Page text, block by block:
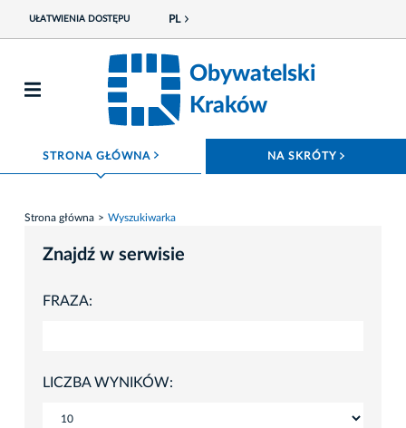
UŁATWIENIA DOSTĘPU PL
Obywatelski
Kraków
STRONA GŁÓWNA ROZWIŃ MENU NA SKRÓTY
Strona główna Wyszukiwarka
Znajdź w serwisie
FRAZA:
LICZBA WYNIKÓW: